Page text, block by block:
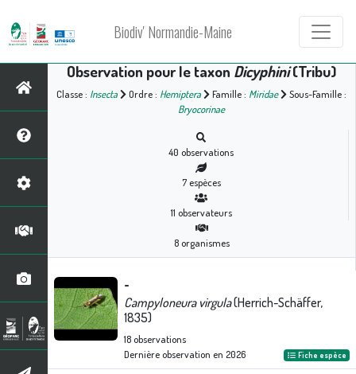
Biodiv' Normandie-Maine
Observation pour le taxon Dicyphini(Tribu)
Classe : Insecta Ordre : Hemiptera Famille : Miridae
Sous-Famille :
Bryocorinae
40 observations
7espèces
11 observateurs
8organismes
-
Campyloneura virgula(Herrich-Schäffer,
1835)
18observations
Dernière observation en 2026 Fiche espèce